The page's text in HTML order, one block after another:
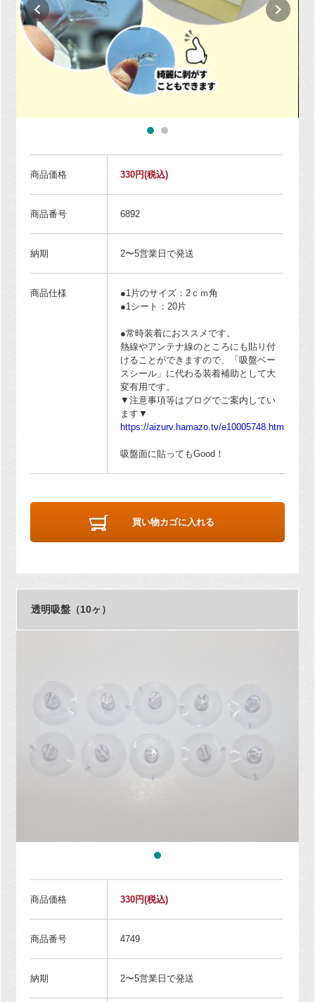
商品価格 330円(税込)
商品番号 6892
納期 2〜5営業日で発送
商品仕様
●1片のサイズ：2ｃｍ角
●1シート：20片
●常時装着におススメです。
熱線やアンテナ線のところにも貼り付
けることができますので、「吸盤ベー
スシール」に代わる装着補助として大
変有用です。
▼注意事項等はブログでご案内してい
ます▼
https://aizurv.hamazo.tv/e10005748.html
吸盤面に貼ってもGood！
買い物カゴに入れる
透明吸盤（10ヶ）
商品価格 330円(税込)
商品番号 4749
納期 2〜5営業日で発送